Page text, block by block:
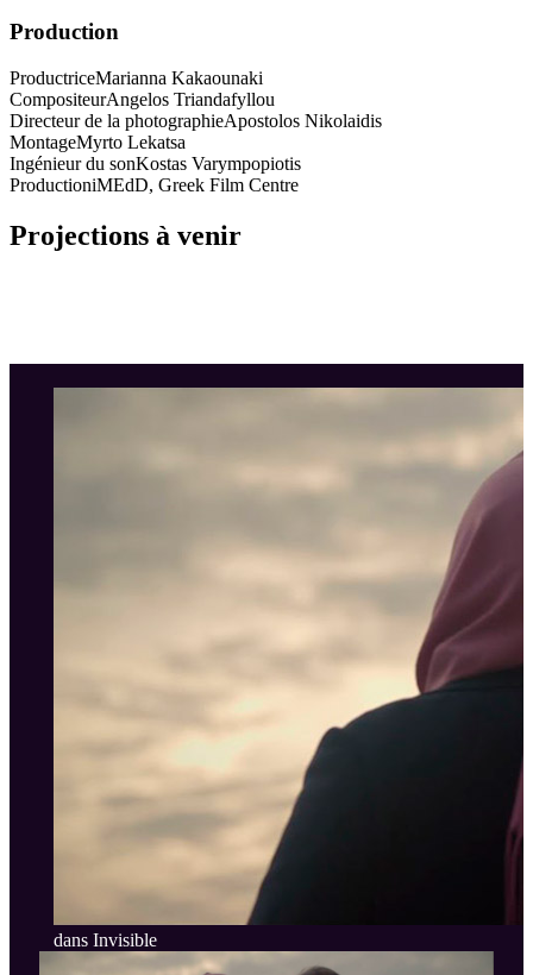
Production
ProductriceMarianna Kakaounaki
CompositeurAngelos Triandafyllou
Directeur de la photographieApostolos Nikolaidis
MontageMyrto Lekatsa
Ingénieur du sonKostas Varympopiotis
ProductioniMEdD, Greek Film Centre
Projections à venir
dans Invisible